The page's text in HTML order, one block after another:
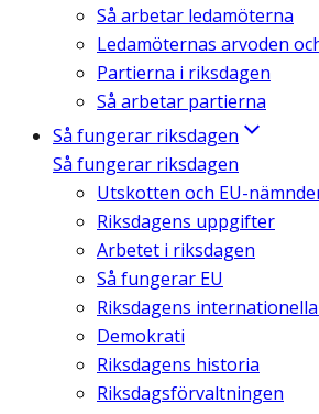
Så arbetar ledamöterna
Ledamöternas arvoden
Partierna i riksdagen
Så arbetar partierna
Så fungerar riksdagen
Så fungerar riksdagen
Utskotten och EU-
Riksdagens uppgifter
Arbetet i riksdagen
Så fungerar EU
Riksdagens
Demokrati
Riksdagens historia
Riksdagsförvaltningen